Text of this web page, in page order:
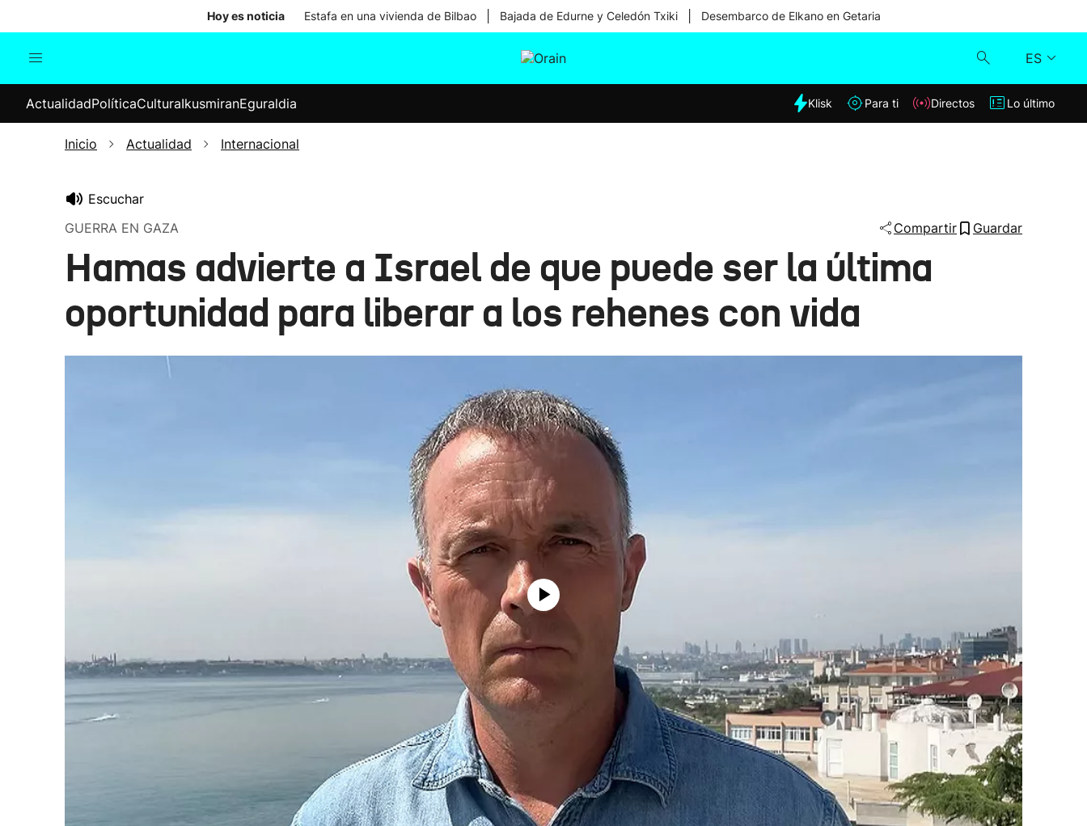
Hoy es noticia Estafa en una vivienda de Bilbao Bajada de Edurne y Celedón Txiki Desembarco de Elkano en Getaria
ES
Internacional
Elecciones
Klisk
ActualidadPolíticaCulturaIkusmiranEguraldia Klisk Para ti Directos Lo último
Inicio Actualidad Internacional
Escuchar
GUERRA EN GAZA
Compartir Guardar
Hamas advierte a Israel de que puede ser la última
oportunidad para liberar a los rehenes con vida